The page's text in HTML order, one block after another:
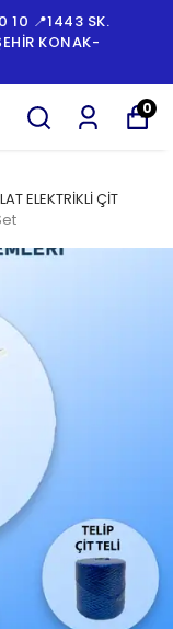
380 00 10 📍1443 SK.
YENIŞEHIR KONAK-
0
ELEKTRİKLİ ÇİT